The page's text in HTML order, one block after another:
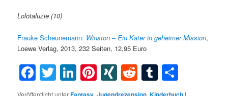
Lolotaluzie (10)
Frauke Scheunemann: Winston – Ein Kater in geheimer Mission,
Loewe Verlag, 2013, 232 Seiten, 12,95 Euro
Facebook
Twitter
LinkedIn
Pinterest
XINGRedditTumblr